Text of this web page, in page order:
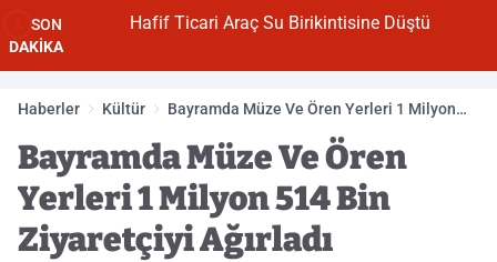
SON
DAKİKA
Hafif Ticari Araç Su Birikintisine Düştü
Haberler Kültür
Bayramda Müze Ve Ören Yerleri 1 Milyon
Bayramda Müze Ve Ören
Yerleri 1 Milyon 514 Bin
Ziyaretçiyi Ağırladı